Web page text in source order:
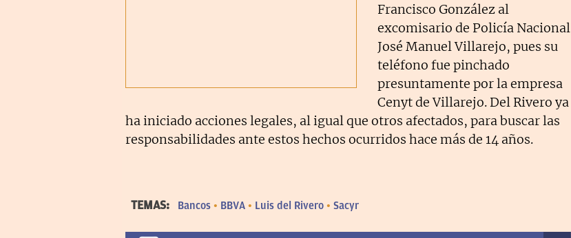
Francisco González al
excomisario de Policía Nacional
José Manuel Villarejo, pues su
teléfono fue pinchado
presuntamente por la empresa
Cenyt de Villarejo. Del Rivero ya
ha iniciado acciones legales, al igual que otros afectados, para buscar las
responsabilidades ante estos hechos ocurridos hace más de 14 años.
TEMAS: Bancos BBVA Luis del Rivero Sacyr